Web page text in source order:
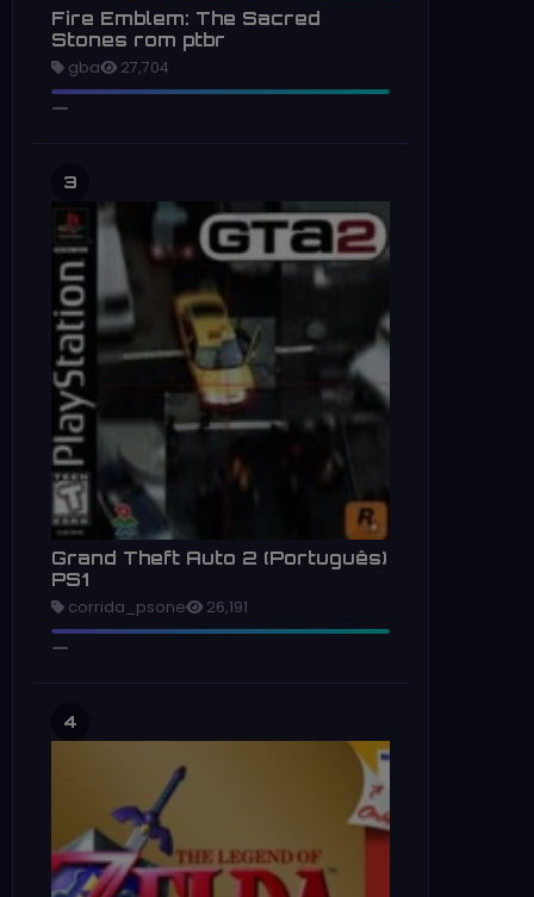
Fire Emblem: The Sacred
Stones rom ptbr
gba 27,704
3
Grand Theft Auto 2 (Português)
PS1
corrida_psone 26,191
4